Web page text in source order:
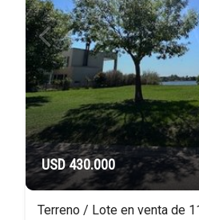
USD 430.000